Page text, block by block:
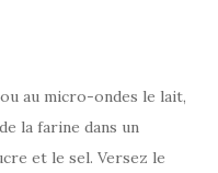
au micro-ondes le lait,
la farine dans un
et le sel. Versez le